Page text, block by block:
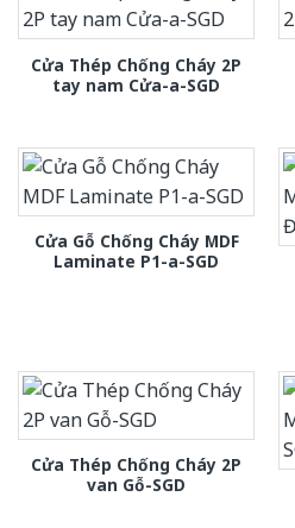
Cửa Thép Chống Cháy 2P
tay nam Cửa-a-SGD
Cửa Gỗ Chống Cháy MDF
Laminate P1-a-SGD
Cửa Thép Chống Cháy 2P
van Gỗ-SGD